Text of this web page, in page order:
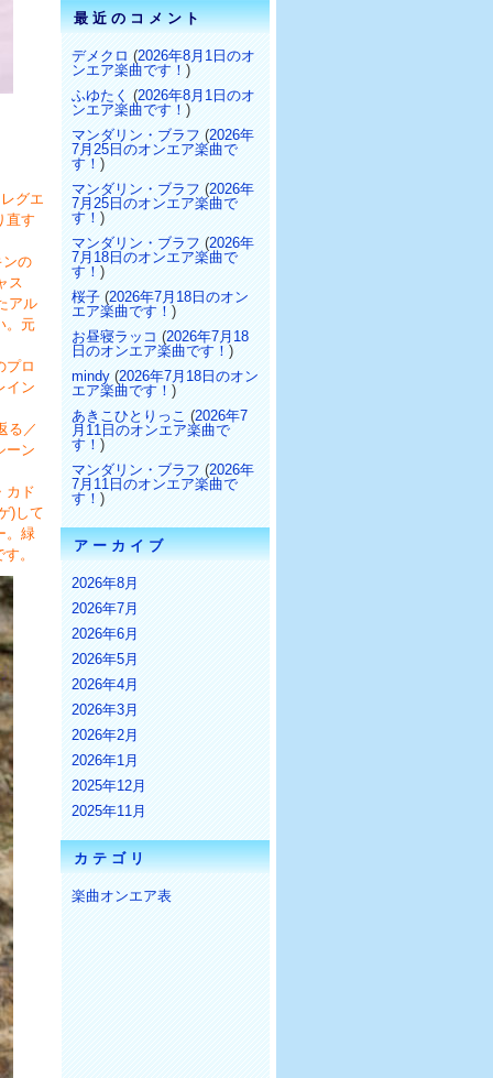
グエ
直す
ンの
ス
アル
。元
プロ
イン
る／
ーン
カド
)して
。緑
。
最近のコメント
デメクロ (2026年8月1日のオ
ンエア楽曲です！ )
ふゆたく (2026年8月1日のオ
ンエア楽曲です！ )
マンダリン・ブラフ (2026年
7月25日のオンエア楽曲で
す！ )
マンダリン・ブラフ (2026年
7月25日のオンエア楽曲で
す！ )
マンダリン・ブラフ (2026年
7月18日のオンエア楽曲で
す！ )
桜子 (2026年7月18日のオン
エア楽曲です！ )
お昼寝ラッコ (2026年7月18
日のオンエア楽曲です！ )
mindy (2026年7月18日のオン
エア楽曲です！ )
あきこひとりっこ (2026年7
月11日のオンエア楽曲で
す！ )
マンダリン・ブラフ (2026年
7月11日のオンエア楽曲で
す！ )
アーカイブ
2026年8月
2026年7月
2026年6月
2026年5月
2026年4月
2026年3月
2026年2月
2026年1月
2025年12月
2025年11月
カテゴリ
楽曲オンエア表